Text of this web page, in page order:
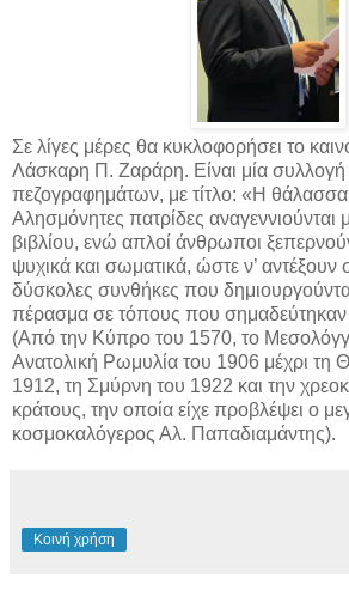
Σε λίγες μέρες θα κυκλοφορήσει το
Λάσκαρη Π. Ζαράρη. Είναι μία συλλογή
πεζογραφημάτων, με τίτλο: «Η
Αλησμόνητες πατρίδες αναγεννιούνται
βιβλίου, ενώ απλοί άνθρωποι
ψυχικά και σωματικά, ώστε ν’ αντέξουν
δύσκολες συνθήκες που
πέρασμα σε τόπους που σημαδεύτηκαν
(Από την Κύπρο του 1570, το
Ανατολική Ρωμυλία του 1906 μέχρι τη
1912, τη Σμύρνη του 1922 και την
κράτους, την οποία είχε προβλέψει ο
κοσμοκαλόγερος Αλ. Παπαδιαμάντης).
Κοινή χρήση